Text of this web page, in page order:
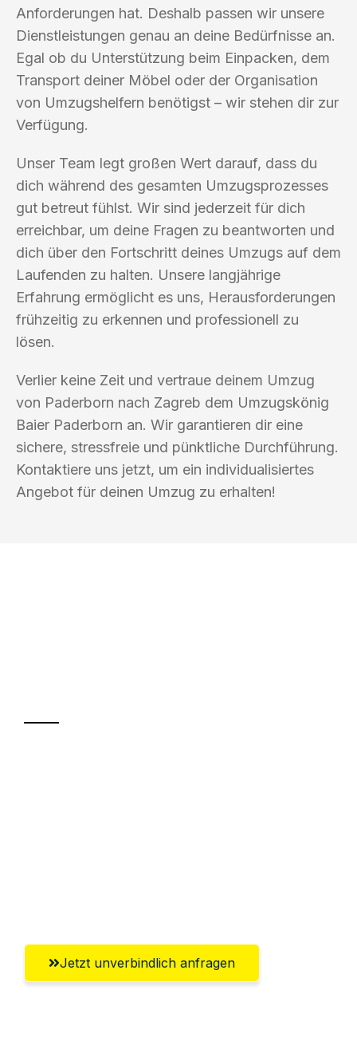
Anforderungen hat. Deshalb passen wir unsere
Dienstleistungen genau an deine Bedürfnisse an.
Egal ob du Unterstützung beim Einpacken, dem
Transport deiner Möbel oder der Organisation
von Umzugshelfern benötigst – wir stehen dir zur
Verfügung.
Unser Team legt großen Wert darauf, dass du
dich während des gesamten Umzugsprozesses
gut betreut fühlst. Wir sind jederzeit für dich
erreichbar, um deine Fragen zu beantworten und
dich über den Fortschritt deines Umzugs auf dem
Laufenden zu halten. Unsere langjährige
Erfahrung ermöglicht es uns, Herausforderungen
frühzeitig zu erkennen und professionell zu
lösen.
Verlier keine Zeit und vertraue deinem Umzug
von Paderborn nach Zagreb dem Umzugskönig
Baier Paderborn an. Wir garantieren dir eine
sichere, stressfreie und pünktliche Durchführung.
Kontaktiere uns jetzt, um ein individualisiertes
Angebot für deinen Umzug zu erhalten!
Jetzt unverbindlich anfragen